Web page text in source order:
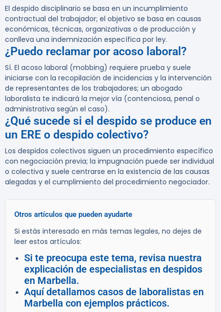
El despido disciplinario se basa en un incumplimiento
contractual del trabajador; el objetivo se basa en causas
económicas, técnicas, organizativas o de producción y
conlleva una indemnización específica por ley.
¿Puedo reclamar por acoso laboral?
Sí. El acoso laboral (mobbing) requiere prueba y suele
iniciarse con la recopilación de incidencias y la intervención
de representantes de los trabajadores; un abogado
laboralista te indicará la mejor vía (contenciosa, penal o
administrativa según el caso).
¿Qué sucede si el despido se produce en
un ERE o despido colectivo?
Los despidos colectivos siguen un procedimiento específico
con negociación previa; la impugnación puede ser individual
o colectiva y suele centrarse en la existencia de las causas
alegadas y el cumplimiento del procedimiento negociador.
Otros artículos que pueden ayudarte
Si estás interesado en más temas legales, no dejes de
leer estos artículos:
Si te preocupa este tema, revisa nuestra
explicación de especialistas en despidos
en Marbella.
Aquí detallamos casos de laboralistas en
Marbella con ejemplos prácticos.